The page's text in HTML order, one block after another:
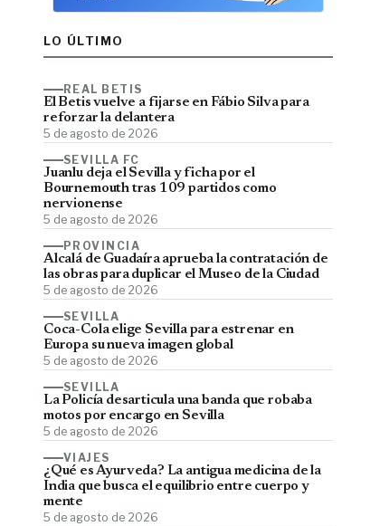
LO ÚLTIMO
REAL BETIS
El Betis vuelve a fijarse en Fábio Silva para
reforzar la delantera
5 de agosto de 2026
SEVILLA FC
Juanlu deja el Sevilla y ficha por el
Bournemouth tras 109 partidos como
nervionense
5 de agosto de 2026
PROVINCIA
Alcalá de Guadaíra aprueba la contratación de
las obras para duplicar el Museo de la Ciudad
5 de agosto de 2026
SEVILLA
Coca-Cola elige Sevilla para estrenar en
Europa su nueva imagen global
5 de agosto de 2026
SEVILLA
La Policía desarticula una banda que robaba
motos por encargo en Sevilla
5 de agosto de 2026
VIAJES
¿Qué es Ayurveda? La antigua medicina de la
India que busca el equilibrio entre cuerpo y
mente
5 de agosto de 2026